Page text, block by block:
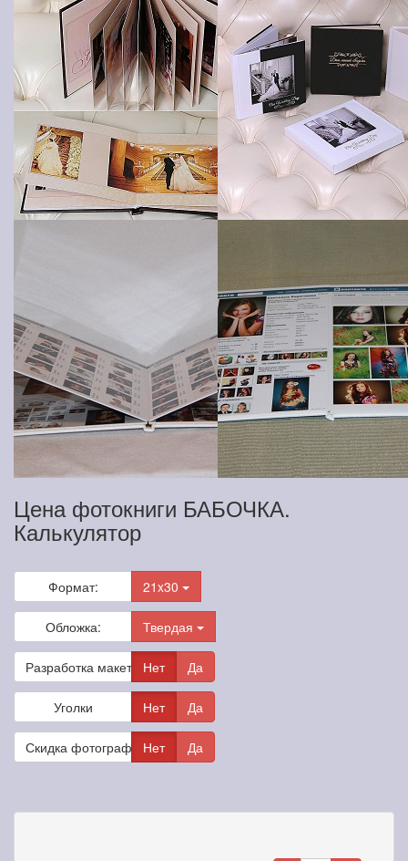
Цена фотокниги БАБОЧКА.
Калькулятор
Формат: 21x30
Обложка: Твердая
Разработка макета Нет Да
Уголки Нет Да
Скидка фотографамНет Да